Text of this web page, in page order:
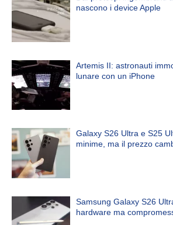
nascono i device Apple
Artemis II: astronauti
lunare con un iPhone
Galaxy S26 Ultra e S25
minime, ma il prezzo
Samsung Galaxy S26
hardware ma